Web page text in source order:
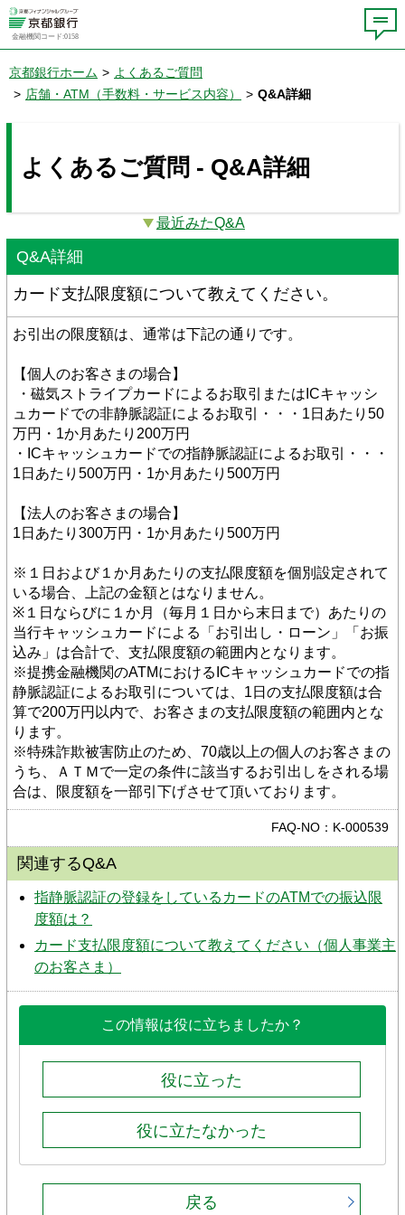
金融機関コード:0158
京都銀行ホーム > よくあるご質問
> 店舗・ATM（手数料・サービス内容） > Q&A詳細
よくあるご質問 - Q&A詳細
最近みたQ&A
Q&A詳細
カード支払限度額について教えてください。
お引出の限度額は、通常は下記の通りです。
【個人のお客さまの場合】
・磁気ストライプカードによるお取引またはICキャッシ
ュカードでの非静脈認証によるお取引・・・1日あたり50
万円・1か月あたり200万円
・ICキャッシュカードでの指静脈認証によるお取引・・・
1日あたり500万円・1か月あたり500万円
【法人のお客さまの場合】
1日あたり300万円・1か月あたり500万円
※１日および１か月あたりの支払限度額を個別設定されて
いる場合、上記の金額とはなりません。
※１日ならびに１か月（毎月１日から末日まで）あたりの
当行キャッシュカードによる「お引出し・ローン」「お振
込み」は合計で、支払限度額の範囲内となります。
※提携金融機関のATMにおけるICキャッシュカードでの指
静脈認証によるお取引については、1日の支払限度額は合
算で200万円以内で、お客さまの支払限度額の範囲内とな
ります。
※特殊詐欺被害防止のため、70歳以上の個人のお客さまの
うち、ＡＴＭで一定の条件に該当するお引出しをされる場
合は、限度額を一部引下げさせて頂いております。
FAQ-NO：K-000539
関連するQ&A
指静脈認証の登録をしているカードのATMでの振込限
度額は？
カード支払限度額について教えてください（個人事業主
のお客さま）
この情報は役に立ちましたか？
役に立った
役に立たなかった
戻る